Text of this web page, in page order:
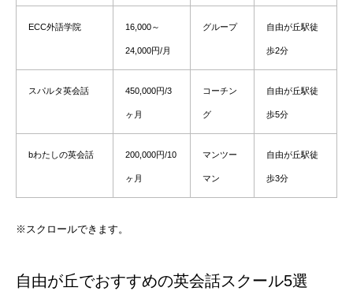
ECC外語学院 16,000～
24,000円/月
グループ 自由が丘駅徒
歩2分
スパルタ英会話 450,000円/3
ヶ月
コーチン
グ
自由が丘駅徒
歩5分
bわたしの英会話 200,000円/10
ヶ月
マンツー
マン
自由が丘駅徒
歩3分
※スクロールできます。
自由が丘でおすすめの英会話スクール5選